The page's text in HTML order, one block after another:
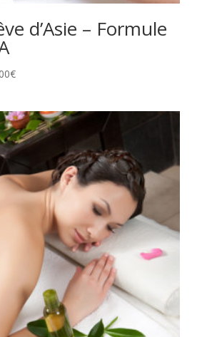
d’Asie – Formule
€Plage
499,00€
à
855,00€